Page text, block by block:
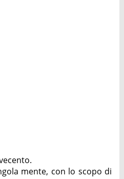
mente, con lo scopo di